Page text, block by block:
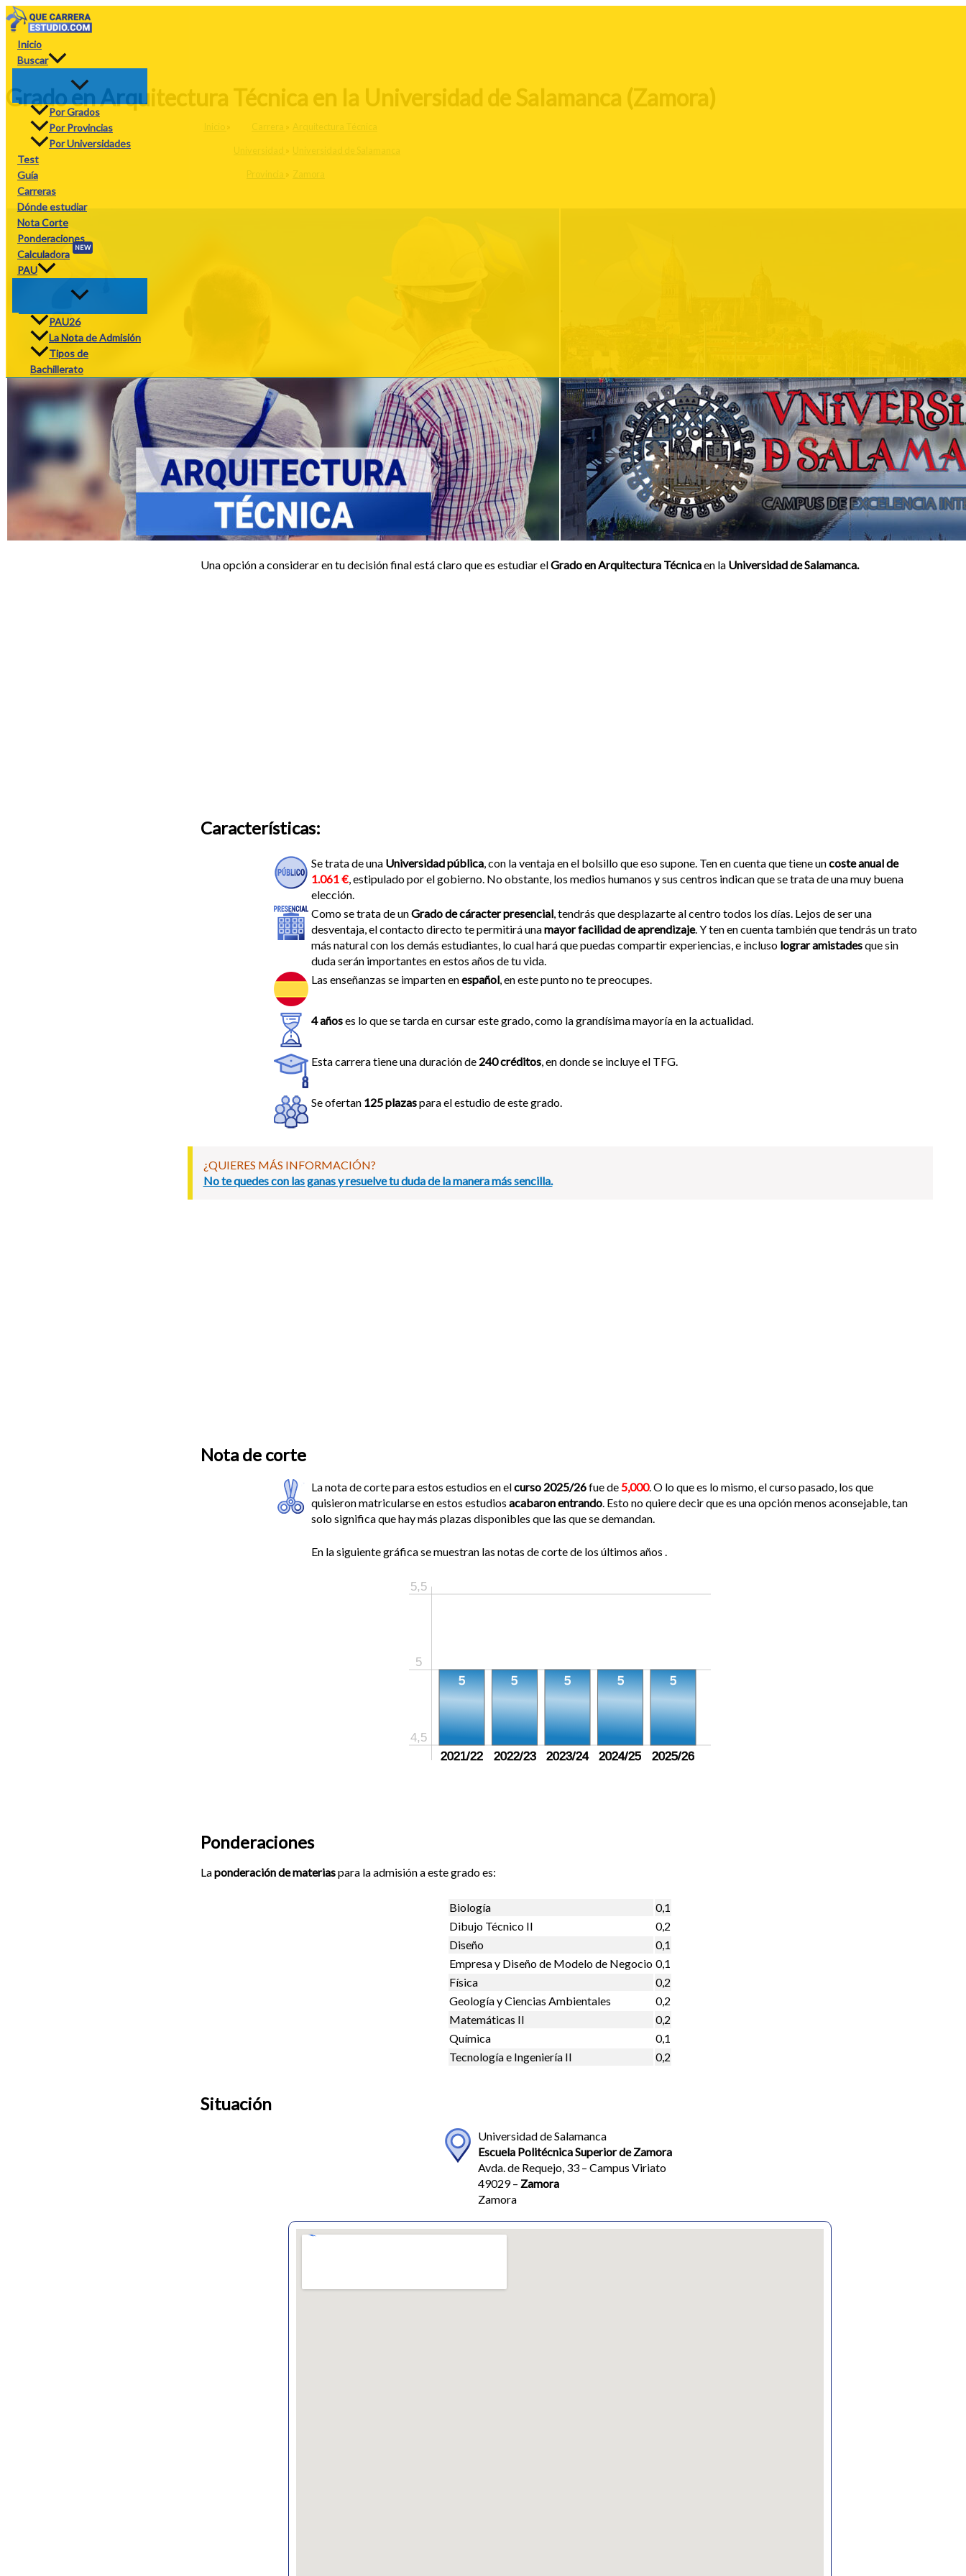
Ir
al
contenido
Inicio
Buscar
Por Grados
Por Provincias
Por Universidades
Test
Guía
Carreras
Dónde estudiar
Nota Corte
Ponderaciones
Calculadora
NEW
PAU
PAU26
La Nota de Admisión
Tipos de
Bachillerato
Grado en Arquitectura Técnica en la Universidad de Salamanca (Zamora)
Inicio Carrera Arquitectura Técnica
Universidad Universidad de Salamanca
Provincia Zamora
Una opción a considerar en tu decisión final está claro que es estudiar elGrado en Arquitectura Técnicaen la Universidad de Salamanca.
Características:
Se trata de una Universidad pública , con la ventaja en el bolsillo que eso supone. Ten en cuenta que tiene uncoste anual de
1.061 € , estipulado por el gobierno. No obstante, los medios humanos y sus centros indican que se trata de una muy buena
elección.
Como se trata de unGrado de cáracter presencial , tendrás que desplazarte al centro todos los días. Lejos de ser una
desventaja, el contacto directo te permitirá unamayor facilidad de aprendizaje. Y ten en cuenta también que tendrás un trato
más natural con los demás estudiantes, lo cual hará que puedas compartir experiencias, e incluso lograr amistadesque sin
duda serán importantes en estos años de tu vida.
Las enseñanzas se imparten enespañol , en este punto no te preocupes.
4 añoses lo que se tarda en cursar este grado, como la grandísima mayoría en la actualidad.
Esta carrera tiene una duración de 240 créditos , en donde se incluye el TFG.
Se ofertan 125 plazaspara el estudio de este grado.
¿QUIERES MÁS INFORMACIÓN?
No te quedes con las ganas y resuelve tu duda de la manera más sencilla.
Nota de corte
La nota de corte para estos estudios en elcurso 2025/26fue de 5,000. O lo que es lo mismo, el curso pasado, los que
quisieron matricularse en estos estudios acabaron entrando . Esto no quiere decir que es una opción menos aconsejable, tan
solo significa que hay más plazas disponibles que las que se demandan.
En la siguiente gráfica se muestran las notas de corte de los últimos años .
5,5
4,5
5
5
5 5 5 5
2021/22 2022/23 2023/24 2024/25 2025/26
Ponderaciones
Laponderación de materiaspara la admisión a este grado es:
Biología
0,1
Dibujo Técnico II
0,2
Diseño
0,1
Empresa y Diseño de Modelo de Negocio 0,1
Física
0,2
Geología y Ciencias Ambientales
0,2
Matemáticas II
0,2
Química
0,1
Tecnología e Ingeniería II
0,2
Situación
Universidad de Salamanca
Escuela Politécnica Superior de Zamora
Avda. de Requejo, 33 – Campus Viriato
49029 – Zamora
Zamora